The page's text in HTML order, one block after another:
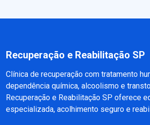
Recuperação e Reabilitação SP
Clínica de recuperação com tratamento
dependência química, alcoolismo e
Recuperação e Reabilitação SP oferece
especializada, acolhimento seguro e